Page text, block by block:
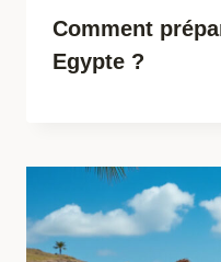
Comment
Egypte ?